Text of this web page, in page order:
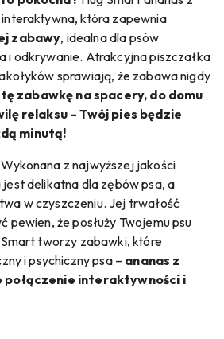
która zapewnia
zabawy, idealna dla psów
i odkrywanie. Atrakcyjna piszczałka
sprawiają, że zabawa nigdy
zabawkę na spacery, do domu
relaksu – Twój pies będzie
minutą!
Wykonana z najwyższej jakości
delikatna dla zębów psa, a
w czyszczeniu. Jej trwałość
pewien, że posłuży Twojemu psu
tworzy zabawki, które
i psychiczny psa – ananas z
połączenie interaktywności i